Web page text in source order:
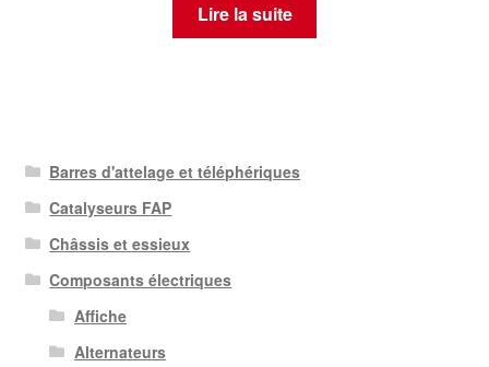
Lire la suite
Barres d'attelage et téléphériques
Catalyseurs FAP
Châssis et essieux
Composants électriques
Affiche
Alternateurs